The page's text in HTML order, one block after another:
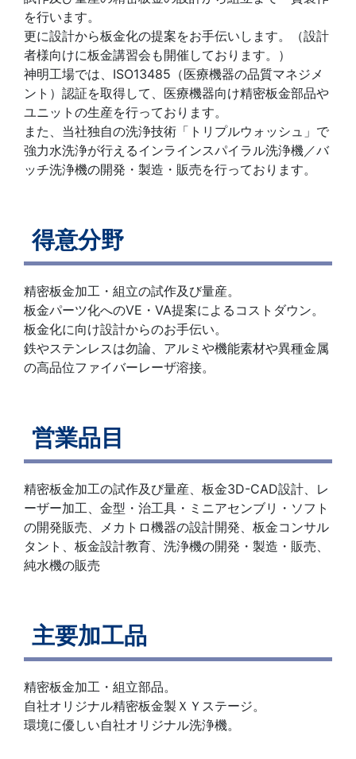
を行います。
更に設計から板金化の提案をお手伝いします。（設計
者様向けに板金講習会も開催しております。）
神明工場では、ISO13485（医療機器の品質マネジメ
ント）認証を取得して、医療機器向け精密板金部品や
ユニットの生産を行っております。
また、当社独自の洗浄技術「トリプルウォッシュ」で
強力水洗浄が行えるインラインスパイラル洗浄機／バ
ッチ洗浄機の開発・製造・販売を行っております。
得意分野
精密板金加工・組立の試作及び量産。
板金パーツ化へのVE・VA提案によるコストダウン。
板金化に向け設計からのお手伝い。
鉄やステンレスは勿論、アルミや機能素材や異種金属
の高品位ファイバーレーザ溶接。
営業品目
精密板金加工の試作及び量産、板金3D-CAD設計、レ
ーザー加工、金型・治工具・ミニアセンブリ・ソフト
の開発販売、メカトロ機器の設計開発、板金コンサル
タント、板金設計教育、洗浄機の開発・製造・販売、
純水機の販売
主要加工品
精密板金加工・組立部品。
自社オリジナル精密板金製ＸＹステージ。
環境に優しい自社オリジナル洗浄機。